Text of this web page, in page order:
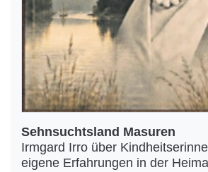
Sehnsuchtsland Masuren
Irmgard Irro über
eigene Erfahrungen in der